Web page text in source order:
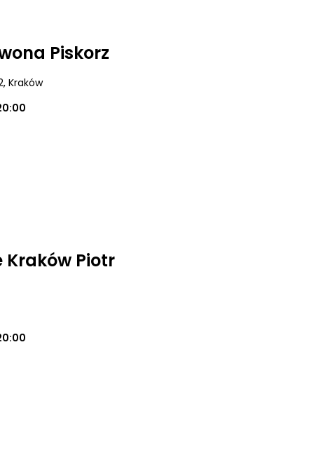
Piskorz
, Kraków
Kraków Piotr